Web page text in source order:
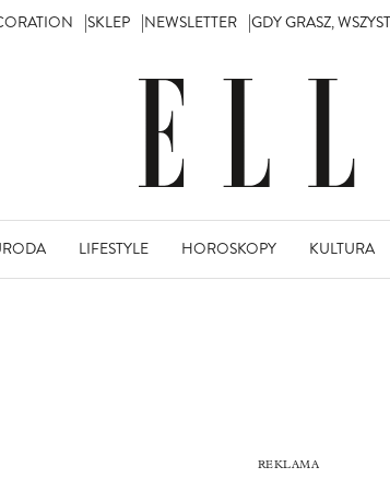
SKLEP NEWSLETTER GDY GRASZ,
LIFESTYLE HOROSKOPY KULTURA